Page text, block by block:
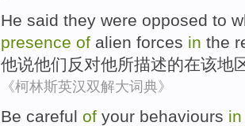
He said they were opposed to
presence of alien forces in the
他说他们 反对他所描述的在该地
《柯林斯英汉双解大词典》
Be careful of your behaviours in